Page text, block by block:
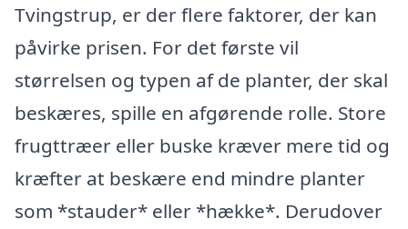
Tvingstrup, er der flere faktorer, der kan
påvirke prisen. For det første vil
størrelsen og typen af de planter, der skal
beskæres, spille en afgørende rolle. Store
frugttræer eller buske kræver mere tid og
kræfter at beskære end mindre planter
som *stauder* eller *hække*. Derudover